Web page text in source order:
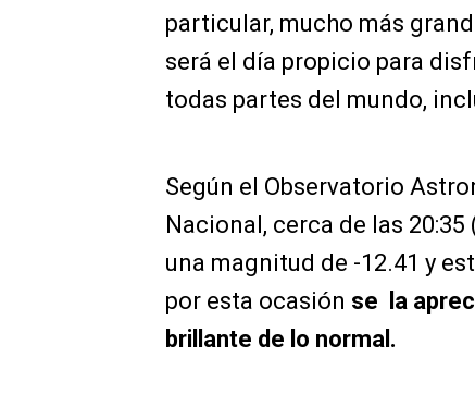
particular, mucho más
será el día propicio para
todas partes del mundo,
Según el Observatorio
Nacional, cerca de las
una magnitud de -12.41 y
por esta ocasión se la
brillante de lo normal.